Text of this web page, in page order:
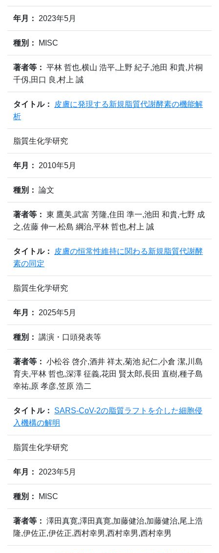
年月： 2023年5月
種別： MISC
著者等： 平林 哲也,横山 浩平,上野 紀子,池田 和貴,片桐
千仭,田口 良,村上 誠
タイトル：
皮膚に発現する新規脂質代謝酵素の機能解
析
脂質生化学研究
年月： 2010年5月
種別： 論文
著者等： 東 鷹美,武富 芳隆,住田 準一,池田 和貴,七野 成
之,佐藤 伸一,松島 綱治,平林 哲也,村上 誠
タイトル：
皮膚の恒常性維持に関わる新規脂質代謝酵
素の同定
脂質生化学研究
年月： 2025年5月
種別： 講演・口頭発表等
著者等： 小松谷 啓介,酒井 祥太,菊池 紀仁,小倉 潔,川島
育夫,平林 哲也,深澤 征義,花田 賢太郎,長田 直樹,種子島
幸祐,原 孝彦,笠原 浩二
タイトル：
SARS-CoV-2の脂質ラフトを介した細胞侵
入機構の解明
脂質生化学研究
年月： 2023年5月
種別： MISC
著者等： 澤田真寛,澤田真寛,加藤健治,加藤健治,尾上浩
隆,伊佐正,伊佐正,西村幸男,西村幸男,西村幸男